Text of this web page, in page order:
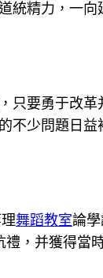
統精力，一向
只要勇于改
不少問題日
舞蹈教室論
，并獲得當